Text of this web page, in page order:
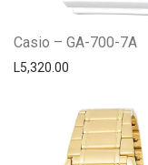
Casio – GA-700-7A
L5,320.00